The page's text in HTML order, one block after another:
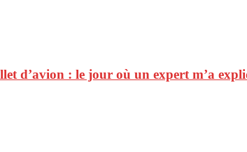
d’avion : le jour où un expert m’a